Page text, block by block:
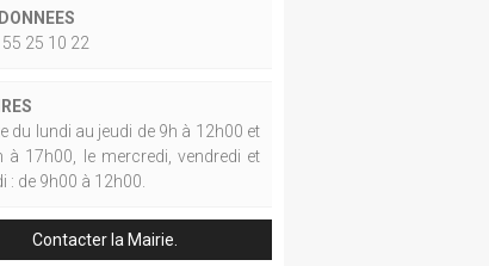
55 25 10 22
du lundi au jeudi de 9h à 12h00 et
à 17h00, le mercredi, vendredi et
: de 9h00 à 12h00.
Contacter la Mairie.